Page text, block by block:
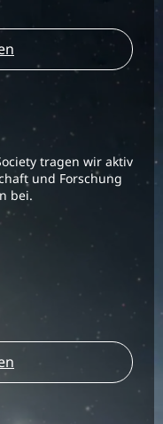
tragen wir aktiv
und Forschung
bei.